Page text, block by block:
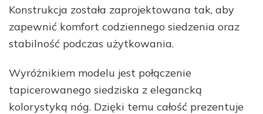
Konstrukcja została zaprojektowana tak, aby
zapewnić komfort codziennego siedzenia oraz
stabilność podczas użytkowania.
Wyróżnikiem modelu jest połączenie
tapicerowanego siedziska z elegancką
kolorystyką nóg. Dzięki temu całość prezentuje